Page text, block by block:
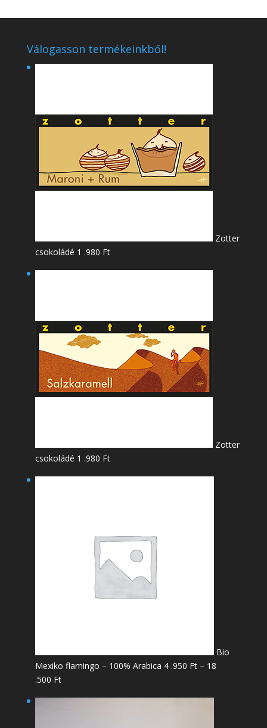
Válogasson termékeinkből!
Zotter
csokoládé 1 .980 Ft
Zotter
csokoládé 1 .980 Ft
Bio
Mexiko flamingo – 100% Arabica 4 .950 Ft – 18
.500 FtÁrtartomány: